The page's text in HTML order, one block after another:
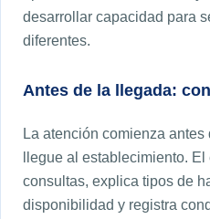
desarrollar capacidad para
diferentes.
Antes de la llegada:
La atención comienza
llegue al establecimiento.
consultas, explica tipos de
disponibilidad y registra